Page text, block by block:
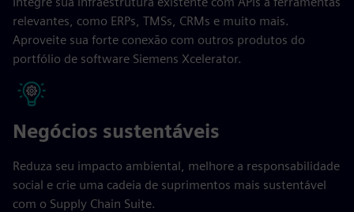
relevantes, como ERPs, TMSs, CRMs e muito mais.
Aproveite sua forte conexão com outros produtos do
portfólio de software Siemens Xcelerator.
Negócios sustentáveis
Reduza seu impacto ambiental, melhore a responsabilidade
social e crie uma cadeia de suprimentos mais sustentável
com o Supply Chain Suite.